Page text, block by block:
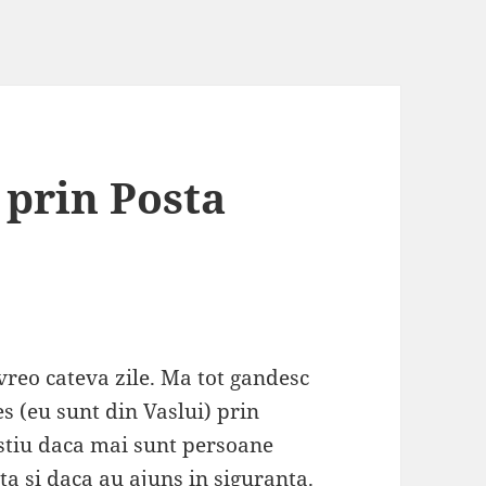
Posta
cateva zile. Ma tot gandesc
(eu sunt din Vaslui) prin
daca mai sunt persoane
si daca au ajuns in siguranta.